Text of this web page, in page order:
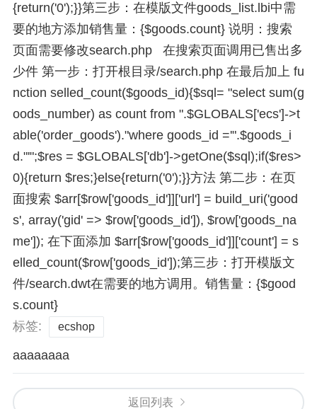
{return('0');}}第三步：在模版文件goods_list.lbi中需
要的地方添加销售量：{$goods.count} 说明：搜索
页面需要修改search.php 在搜索页面调用已售出多
少件 第一步：打开根目录/search.php 在最后加上 fu
nction selled_count($goods_id){$sql= "select sum(g
oods_number) as count from ".$GLOBALS['ecs']->t
able('order_goods')."where goods_id ='".$goods_i
d."'";$res = $GLOBALS['db']->getOne($sql);if($res>
0){return $res;}else{return('0');}}方法 第二步：在页
面搜索 $arr[$row['goods_id']]['url'] = build_uri('good
s', array('gid' => $row['goods_id']), $row['goods_na
me']); 在下面添加 $arr[$row['goods_id']]['count'] = s
elled_count($row['goods_id']);第三步：打开模版文
件/search.dwt在需要的地方调用。销售量：{$good
s.count}
标签:
ecshop
aaaaaaaa
返回列表